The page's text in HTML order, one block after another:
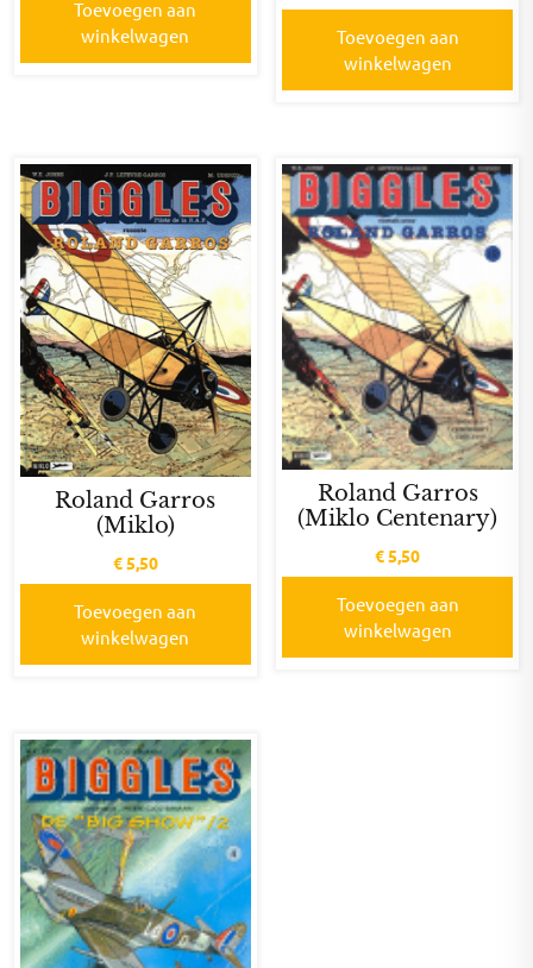
Toevoegen aan
winkelwagen
Toevoegen aan
winkelwagen
Roland Garros
(Miklo)
€5,50
Toevoegen aan
winkelwagen
Roland Garros
(Miklo Centenary)
€5,50
Toevoegen aan
winkelwagen